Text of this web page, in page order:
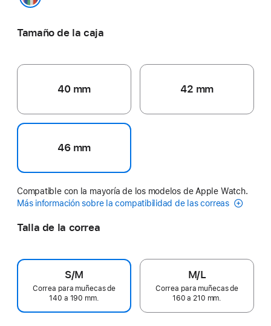
Tamaño de la caja
40 mm 42 mm
46 mm
Compatible con la mayoría de los modelos de Apple Watch.
Más información sobre la compatibilidad de las correas
Talla de la correa
S/M
Correa para muñecas de
140 a 190 mm.
M/L
Correa para muñecas de
160 a 210 mm.